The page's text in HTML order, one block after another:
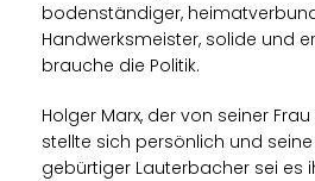
bodenständiger,
Handwerksmeister, solide und
brauche die Politik.
Holger Marx, der von seiner
stellte sich persönlich und seine
gebürtiger Lauterbacher sei es